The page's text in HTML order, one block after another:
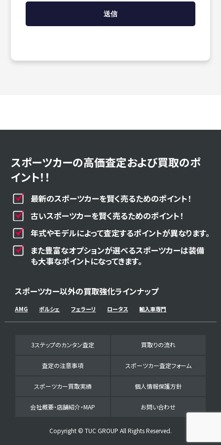
スポーツカーの高価査定および買取のポ
イント！！
最新のスポーツカーを賢く売るためのポイント！
古いスポーツカーを賢く売るためのポイント！
年式やモデルによって査定するポイントが異なります。
また豊富なオプションが選べるスポーツカーは装備
も大事なポイントになってきます。
スポーツカー以外の買取強化ラインナップ
AMG ポルシェ フェラーリ ロータス 輸入車専門
3ステップのカンタン査定 買取りの流れ
査定の注意事項 スポーツカー査定フォーム
スポーツカー買取実績 個人情報保護方針
会社概要・店舗紹介・MAP お問い合わせ
Copyright © TUC GROUP All Rights Reserved.